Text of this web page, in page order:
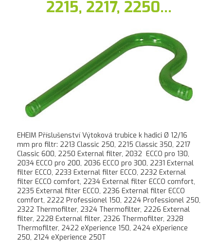
2215, 2217, 2250...
EHEIM Příslušenství Výtoková trubice k hadici Ø 12/16
mm pro filtr: 2213 Classic 250, 2215 Classic 350, 2217
Classic 600, 2250 External filter, 2032 ECCO pro 130,
2034 ECCO pro 200, 2036 ECCO pro 300, 2231 External
filter ECCO, 2233 External filter ECCO, 2232 External
filter ECCO comfort, 2234 External filter ECCO comfort,
2235 External filter ECCO, 2236 External filter ECCO
comfort, 2222 Professionel 150, 2224 Professionel 250,
2322 Thermofilter, 2324 Thermofilter, 2226 External
filter, 2228 External filter, 2326 Thermofilter, 2328
Thermofilter, 2422 eXperience 150, 2424 eXperience
250, 2124 eXperience 250T